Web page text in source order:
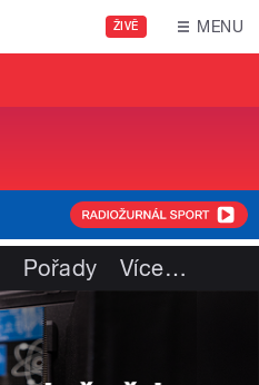
ŽIVĚ MENU
Pořady Více…